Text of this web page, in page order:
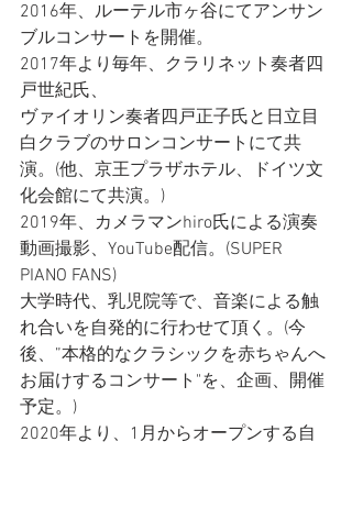
2016年、ルーテル市ヶ谷にてアンサン
ブルコンサートを開催。
2017年より毎年、クラリネット奏者四
戸世紀氏、
ヴァイオリン奏者四戸正子氏と日立目
白クラブのサロンコンサートにて共
演。(他、京王プラザホテル、ドイツ文
化会館にて共演。)
2019年、カメラマンhiro氏による演奏
動画撮影、YouTube配信。(SUPER
PIANO FANS)
大学時代、乳児院等で、音楽による触
れ合いを自発的に行わせて頂く。(今
後、”本格的なクラシックを赤ちゃんへ
お届けするコンサート"を、企画、開催
予定。)
2020年より、1月からオープンする自